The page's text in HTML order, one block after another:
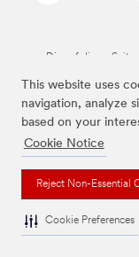
This website uses
navigation, analyze
based on your
Cookie Notice
Reject Non-Essential
Cookie Preferences
Die auf dieser Seite